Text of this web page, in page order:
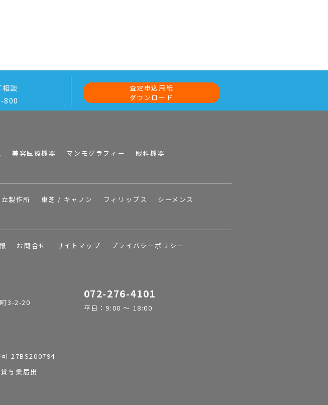
談
800
査定申込用紙
ダウンロード
美容医療機器 マンモグラフィー
眼科機器
製作所 東芝 / キャノン フィリップス
シーメンス
お問合せ サイトマップ プライバシーポリシー
3-2-20
072-276-4101
平日：9:00 ～ 18:00
27BS200794
与業届出